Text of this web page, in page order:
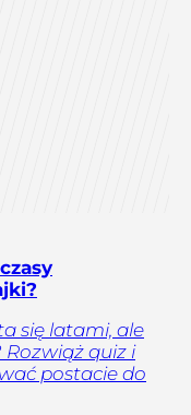
się latami, ale
quiz i
postacie do